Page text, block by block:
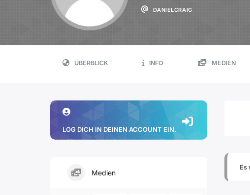
DANIELCRAIG
ÜBERBLICK INFO MEDIEN
Es
LOG DICH IN DEINEN ACCOUNT EIN.
Medien